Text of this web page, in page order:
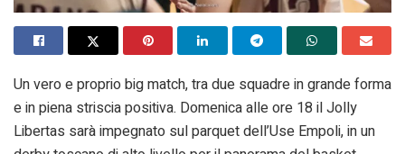
Un vero e proprio big match, tra due squadre in grande forma
e in piena striscia positiva. Domenica alle ore 18 il Jolly
Libertas sarà impegnato sul parquet dell’Use Empoli, in un